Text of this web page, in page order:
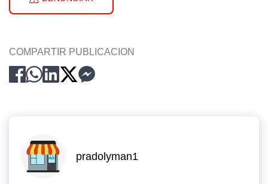
COMPARTIR PUBLICACION
pradolyman1